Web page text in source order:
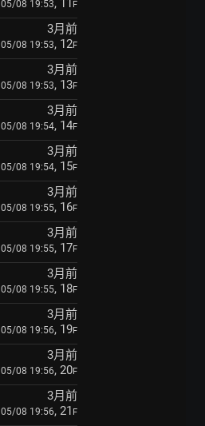
05/08 19:53, 11 F
3月前
05/08 19:53, 12F
3月前
05/08 19:53, 13F
3月前
05/08 19:54, 14F
3月前
05/08 19:54, 15F
3月前
05/08 19:55, 16F
3月前
05/08 19:55, 17F
3月前
05/08 19:55, 18F
3月前
05/08 19:56, 19F
3月前
05/08 19:56, 20F
3月前
05/08 19:56, 21 F